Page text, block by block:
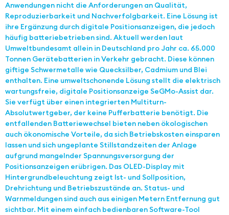
Anwendungen nicht die Anforderungen an Qualität,
Reproduzierbarkeit und Nachverfolgbarkeit. Eine Lösung ist
ihre Ergänzung durch digitale Positionsanzeigen, die jedoch
häufig batteriebetrieben sind. Aktuell werden laut
Umweltbundesamt allein in Deutschland pro Jahr ca. 65.000
Tonnen Gerätebatterien in Verkehr gebracht. Diese können
giftige Schwermetalle wie Quecksilber, Cadmium und Blei
enthalten. Eine umweltschonende Lösung stellt die elektrisch
wartungsfreie, digitale Positionsanzeige SeGMo-Assist dar.
Sie verfügt über einen integrierten Multiturn-
Absolutwertgeber, der keine Pufferbatterie benötigt. Die
entfallenden Batteriewechsel bieten neben ökologischen
auch ökonomische Vorteile, da sich Betriebskosten einsparen
lassen und sich ungeplante Stillstandzeiten der Anlage
aufgrund mangelnder Spannungsversorgung der
Positionsanzeigen erübrigen. Das OLED-Display mit
Hintergrundbeleuchtung zeigt Ist- und Sollposition,
Drehrichtung und Betriebszustände an. Status- und
Warnmeldungen sind auch aus einigen Metern Entfernung gut
sichtbar. Mit einem einfach bedienbaren Software-Tool